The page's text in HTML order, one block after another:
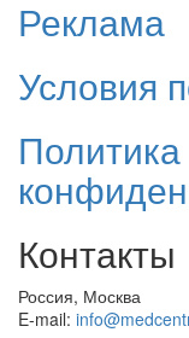
Реклама
Условия
Политика
Контакты
Россия, Москва
E-mail: